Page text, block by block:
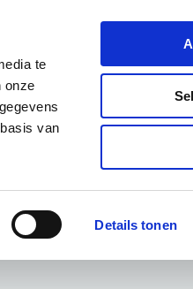
te
onze
van
Details tonen
helpdesk
Informatie